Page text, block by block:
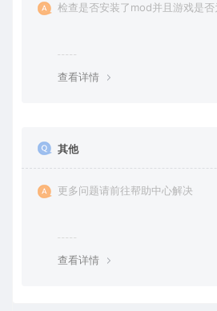
检查是否安装了mod并且游戏是否
查看详情
其他
更多问题请前往帮助中心解决
查看详情